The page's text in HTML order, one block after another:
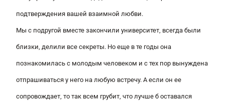
подтверждения вашей взаимной любви.
Мы с подругой вместе закончили университет, всегда были
близки, делили все секреты. Но еще в те годы она
познакомилась с молодым человеком и с тех пор вынуждена
отпрашиваться у него на любую встречу. А если он ее
сопровождает, то так всем грубит, что лучше б оставался